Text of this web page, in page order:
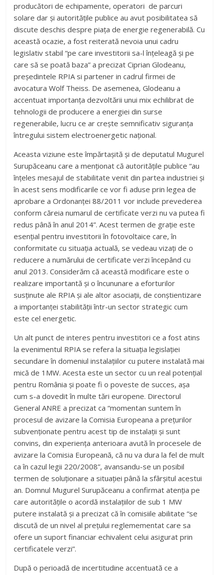
producători de echipamente, operatori de parcuri
solare dar și autoritățile publice au avut posibilitatea să
discute deschis despre piața de energie regenerabilă. Cu
această ocazie, a fost reiterată nevoia unui cadru
legislativ stabil “pe care investitorii sa-l înțeleagă și pe
care să se poată baza” a precizat Ciprian Glodeanu,
președintele RPIA si partener in cadrul firmei de
avocatura Wolf Theiss. De asemenea, Glodeanu a
accentuat importanța dezvoltării unui mix echilibrat de
tehnologii de producere a energiei din surse
regenerabile, lucru ce ar crește semnificativ siguranța
întregului sistem electroenergetic național.
Aceasta viziune este împărtașită și de deputatul Mugurel
Surupăceanu care a menționat că autoritățile publice “au
înțeles mesajul de stabilitate venit din partea industriei și
în acest sens modificarile ce vor fi aduse prin legea de
aprobare a Ordonanței 88/2011 vor include prevederea
conform căreia numarul de certificate verzi nu va putea fi
redus până în anul 2014”. Acest termen de grație este
esențial pentru investitorii în fotovoltaice care, în
conformitate cu situația actuală, se vedeau vizați de o
reducere a numărului de certificate verzi începând cu
anul 2013. Considerăm că această modificare este o
realizare importantă și o încununare a eforturilor
susținute ale RPIA și ale altor asociații, de conștientizare
a importanței stabilității într-un sector strategic cum
este cel energetic.
Un alt punct de interes pentru investitori ce a fost atins
la evenimentul RPIA se refera la situația legislației
secundare în domeniul instalațiilor cu putere instalată mai
mică de 1MW. Acesta este un sector cu un real potențial
pentru România și poate fi o poveste de succes, așa
cum s-a dovedit în multe tări europene. Directorul
General ANRE a precizat ca “momentan suntem în
procesul de avizare la Comisia Europeana a prețurilor
subvenționate pentru acest tip de instalații și sunt
convins, din experiența anterioara avută în procesele de
avizare la Comisia Europeană, că nu va dura la fel de mult
ca în cazul legii 220/2008”, avansandu-se un posibil
termen de soluționare a situației până la sfârșitul acestui
an. Domnul Mugurel Surupăceanu a confirmat atenția pe
care autoritățile o acordă instalațiilor de sub 1 MW
putere instalată și a precizat că în comisiile abilitate “se
discută de un nivel al prețului reglemementat care sa
ofere un suport financiar echivalent celui asigurat prin
certificatele verzi”.
După o perioadă de incertitudine accentuată ce a